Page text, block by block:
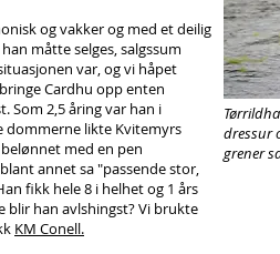
og vakker og med et deilig
måtte selges, salgssum
var, og vi håpet
Cardhu opp enten
Som 2,5 åring var han i
dommerne likte Kvitemyrs
med en pen
annet sa "passende stor,
fikk hele 8 i helhet og 1 års
blir han avlshingst? Vi brukte
KM Conell.
dressur
grener